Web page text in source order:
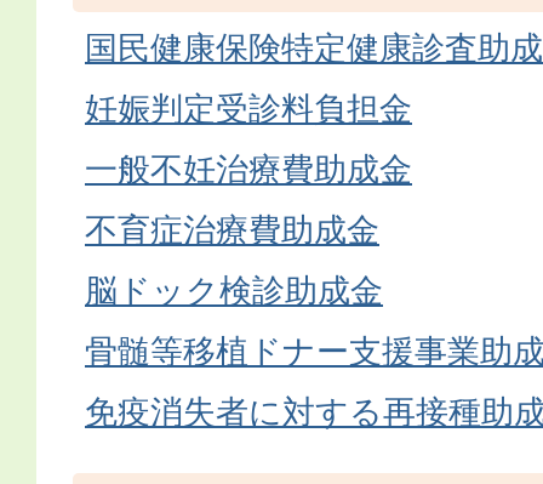
国民健康保険特定健康診査助
妊娠判定受診料負担金
一般不妊治療費助成金
不育症治療費助成金
脳ドック検診助成金
骨髄等移植ドナー支援事業助
免疫消失者に対する再接種助